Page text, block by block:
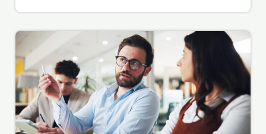
Gleichgewicht zu finden, um das Budget
einzuhalten. Wir waren mit dem Ergebnis sehr
zufrieden.